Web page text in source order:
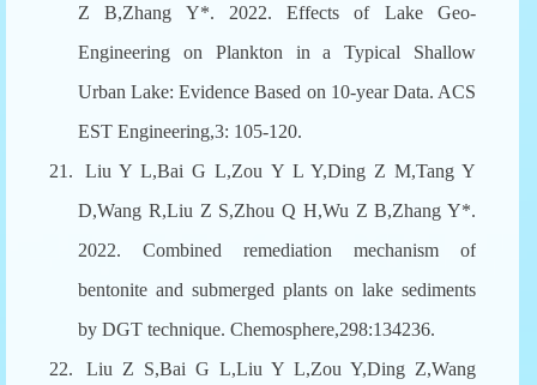
Z B,Zhang Y*. 2022. Effects of Lake Geo-
Engineering on Plankton in a Typical Shallow
Urban Lake: Evidence Based on 10-year Data. ACS
EST Engineering,3: 105-120.
21.
Liu Y L,Bai G L,Zou Y L Y,Ding Z M,Tang Y
D,Wang R,Liu Z S,Zhou Q H,Wu Z B,Zhang Y*.
2022. Combined remediation mechanism of
bentonite and submerged plants on lake sediments
by DGT technique. Chemosphere,298:134236.
22.
Liu Z S,Bai G L,Liu Y L,Zou Y,Ding Z,Wang